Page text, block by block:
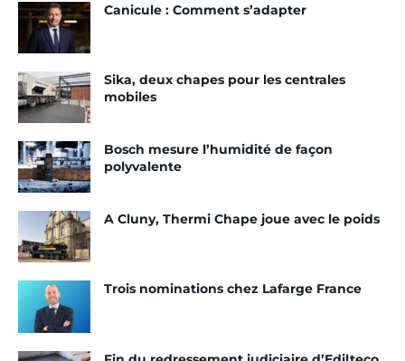
Canicule : Comment s’adapter
Sika, deux chapes pour les centrales
mobiles
Bosch mesure l’humidité de façon
polyvalente
A Cluny, Thermi Chape joue avec le poids
Trois nominations chez Lafarge France